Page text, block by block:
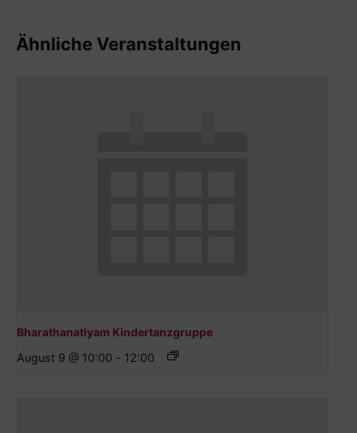
Ähnliche Veranstaltungen
Bharathanatiyam Kindertanzgruppe
August 9 @ 10:00 - 12:00